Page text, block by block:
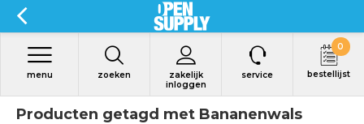
zoeken
zakelijk
inloggen
menu service bestellijst
0
Producten getagd met Bananenwals